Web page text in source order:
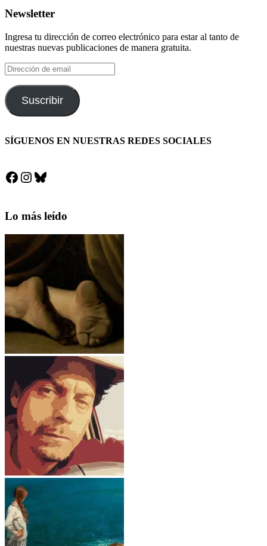
Newsletter
Ingresa tu dirección de correo electrónico para estar al tanto de
nuestras nuevas publicaciones de manera gratuita.
Dirección
de
email
Suscribir
SÍGUENOS EN NUESTRAS REDES SOCIALES
Facebook
Instagram
Bluesky
Lo más leído